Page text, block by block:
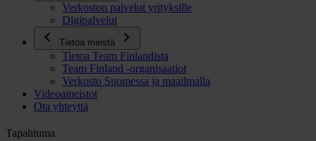
Verkoston palvelut yrityksille
Digipalvelut
Tietoa meistä
Tietoa Team Finlandista
Team Finland -organisaatiot
Verkosto Suomessa ja maailmalla
Videoaineistot
Ota yhteyttä
Tapahtuma